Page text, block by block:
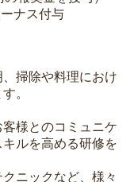
ナス付与
掃除や料理におけ
。
様とのコミュニケ
ルを高める研修を
ニックなど、様々